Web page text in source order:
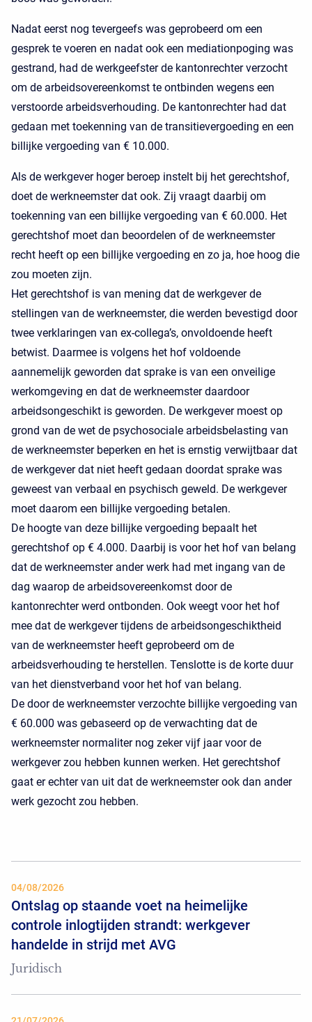
Nadat eerst nog tevergeefs was geprobeerd om een
gesprek te voeren en nadat ook een mediationpoging was
gestrand, had de werkgeefster de kantonrechter verzocht
om de arbeidsovereenkomst te ontbinden wegens een
verstoorde arbeidsverhouding. De kantonrechter had dat
gedaan met toekenning van de transitievergoeding en een
billijke vergoeding van € 10.000.
Als de werkgever hoger beroep instelt bij het gerechtshof,
doet de werkneemster dat ook. Zij vraagt daarbij om
toekenning van een billijke vergoeding van € 60.000. Het
gerechtshof moet dan beoordelen of de werkneemster
recht heeft op een billijke vergoeding en zo ja, hoe hoog die
zou moeten zijn.
Het gerechtshof is van mening dat de werkgever de
stellingen van de werkneemster, die werden bevestigd door
twee verklaringen van ex-collega’s, onvoldoende heeft
betwist. Daarmee is volgens het hof voldoende
aannemelijk geworden dat sprake is van een onveilige
werkomgeving en dat de werkneemster daardoor
arbeidsongeschikt is geworden. De werkgever moest op
grond van de wet de psychosociale arbeidsbelasting van
de werkneemster beperken en het is ernstig verwijtbaar dat
de werkgever dat niet heeft gedaan doordat sprake was
geweest van verbaal en psychisch geweld. De werkgever
moet daarom een billijke vergoeding betalen.
De hoogte van deze billijke vergoeding bepaalt het
gerechtshof op € 4.000. Daarbij is voor het hof van belang
dat de werkneemster ander werk had met ingang van de
dag waarop de arbeidsovereenkomst door de
kantonrechter werd ontbonden. Ook weegt voor het hof
mee dat de werkgever tijdens de arbeidsongeschiktheid
van de werkneemster heeft geprobeerd om de
arbeidsverhouding te herstellen. Tenslotte is de korte duur
van het dienstverband voor het hof van belang.
De door de werkneemster verzochte billijke vergoeding van
€ 60.000 was gebaseerd op de verwachting dat de
werkneemster normaliter nog zeker vijf jaar voor de
werkgever zou hebben kunnen werken. Het gerechtshof
gaat er echter van uit dat de werkneemster ook dan ander
werk gezocht zou hebben.
04/08/2026
Ontslag op staande voet na heimelijke
controle inlogtijden strandt: werkgever
handelde in strijd met AVG
Juridisch